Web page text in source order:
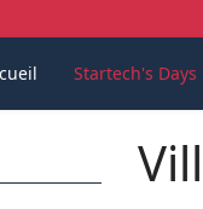
Startech's Days